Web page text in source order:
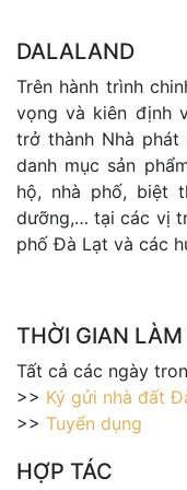
DALALAND
Trên hành trình
vọng và kiên định
trở thành Nhà phát
danh mục sản
hộ, nhà phố, biệt
dưỡng,… tại các vị
phố Đà Lạt và các
THỜI GIAN LÀM
Tất cả các ngày
>> Ký gửi nhà đất
>> Tuyển dụng
HỢP TÁC